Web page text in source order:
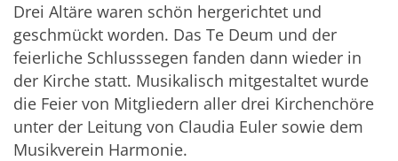
Drei Altäre waren schön hergerichtet und
geschmückt worden. Das Te Deum und der
feierliche Schlusssegen fanden dann wieder in
der Kirche statt. Musikalisch mitgestaltet wurde
die Feier von Mitgliedern aller drei Kirchenchöre
unter der Leitung von Claudia Euler sowie dem
Musikverein Harmonie.